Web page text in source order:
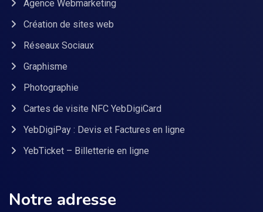
Agence Webmarketing
Création de sites web
Réseaux Sociaux
Graphisme
Photographie
Cartes de visite NFC YebDigiCard
YebDigiPay : Devis et Factures en ligne
YebTicket – Billetterie en ligne
Notre adresse